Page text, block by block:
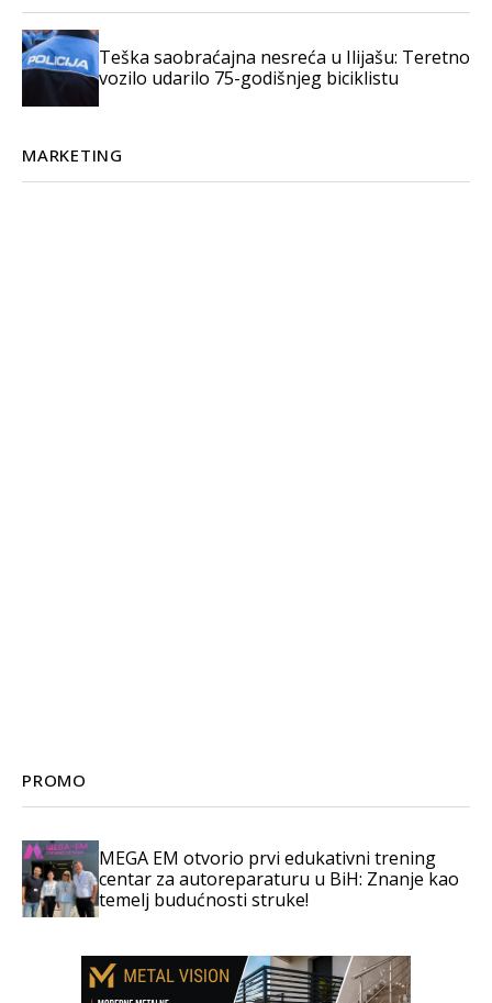
Teška saobraćajna nesreća u Ilijašu: Teretno
vozilo udarilo 75-godišnjeg biciklistu
MARKETING
PROMO
MEGA EM otvorio prvi edukativni trening
centar za autoreparaturu u BiH: Znanje kao
temelj budućnosti struke!